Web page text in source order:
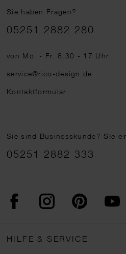
Sie haben Fragen?
Telefonnummer
05251 2882 280
von Mo. - Fr. 8:30 - 17 Uhr
service@rico-design.de
Kontaktformular
Sie sind Businesskunde?Sie
05251 2882 333
FacebookInstagram Pinterest
HILFE & SERVICE